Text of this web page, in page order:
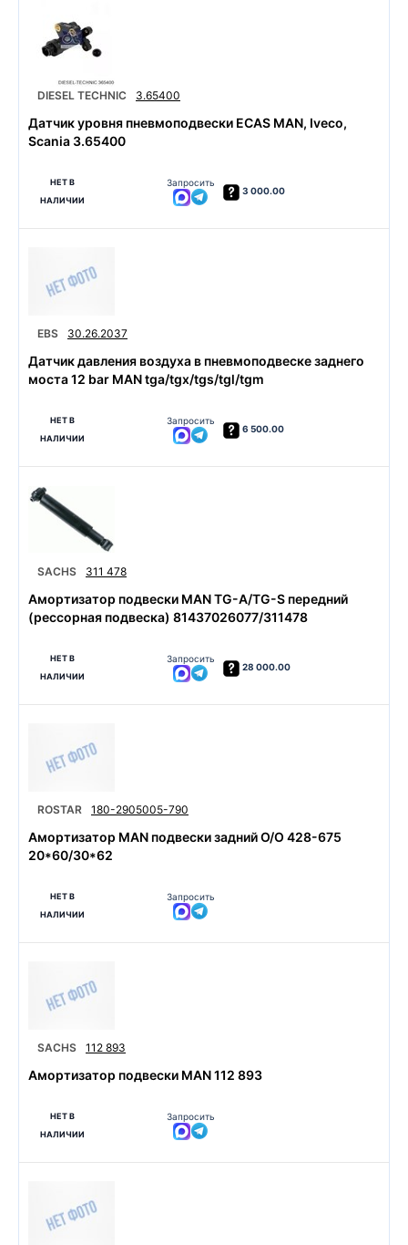
DIESEL TECHNIC 3.65400
Датчик уровня пневмоподвески ECAS MAN, Iveco,
Scania 3.65400
НЕТ В
НАЛИЧИИ
Запросить
3 000.00
EBS 30.26.2037
Датчик давления воздуха в пневмоподвеске заднего
моста 12 bar MAN tga/tgx/tgs/tgl/tgm
НЕТ В
НАЛИЧИИ
Запросить
6 500.00
SACHS 311 478
Амортизатор подвески MAN TG-A/TG-S передний
(рессорная подвеска) 81437026077/311478
НЕТ В
НАЛИЧИИ
Запросить
28 000.00
ROSTAR 180-2905005-790
Амортизатор MAN подвески задний O/O 428-675
20*60/30*62
НЕТ В
НАЛИЧИИ
Запросить
SACHS 112 893
Амортизатор подвески MAN 112 893
НЕТ В
НАЛИЧИИ
Запросить